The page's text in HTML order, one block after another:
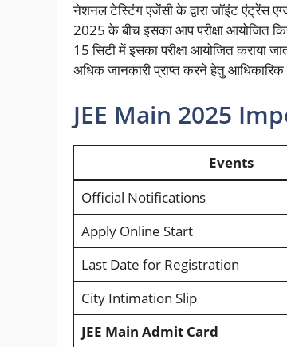
नेशनल टेस्टिंग एजेंसी के द्वारा जॉइंट एंट्रेंस
2025 के बीच इसका आप परीक्षा आयोजित
15 सिटी में इसका परीक्षा आयोजित कराया
अधिक जानकारी प्राप्त करने हेतु आधिकारिक
JEE Main 2025
Events
Official Notifications
Apply Online Start
Last Date for Registration
City Intimation Slip
JEE Main Admit Card